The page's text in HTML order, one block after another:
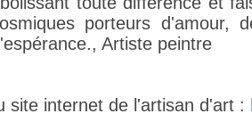
porteurs d'amour,
Artiste peintre
site internet de l'artisan d'art :